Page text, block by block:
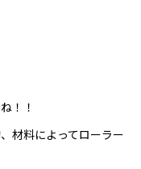
！！
材料によってローラー